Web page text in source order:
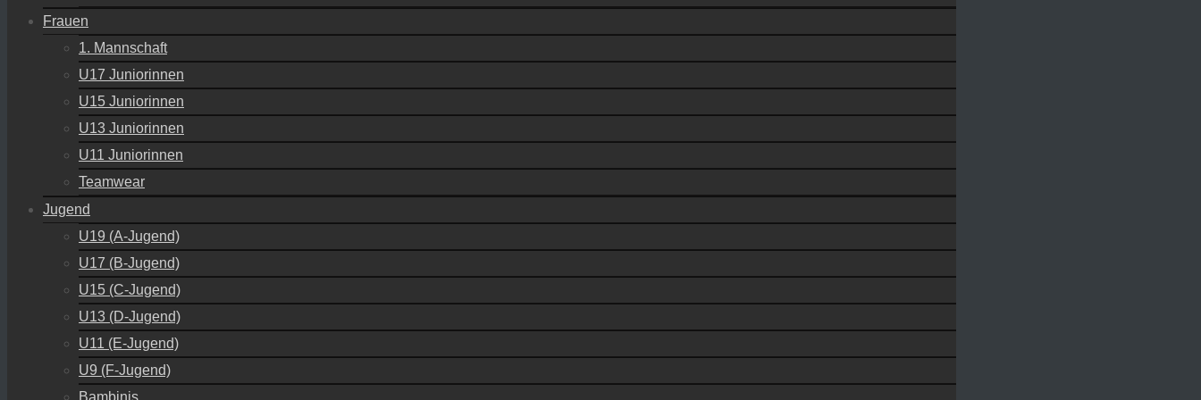
Frauen
1. Mannschaft
U17 Juniorinnen
U15 Juniorinnen
U13 Juniorinnen
U11 Juniorinnen
Teamwear
Jugend
U19 (A-Jugend)
U17 (B-Jugend)
U15 (C-Jugend)
U13 (D-Jugend)
U11 (E-Jugend)
U9 (F-Jugend)
Bambinis